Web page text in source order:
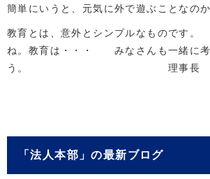
簡単にいうと、元気に外で遊ぶことなの
教育とは、意外とシンプルなものです。
ね。教育は・・・ みなさんも一緒に考
う。 理事長
「法人本部」の最新ブログ